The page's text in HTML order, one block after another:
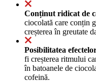
Conținut ridicat de
ciocolată care conțin
creșterea în greutate
Posibilitatea
fi creșterea ritmului
în batoanele de
cofeină.